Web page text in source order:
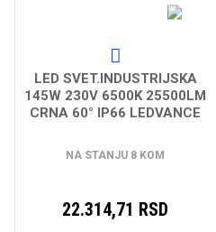
LED SVET.INDUSTRIJSKA
145W 230V 6500K 25500LM
CRNA 60° IP66 LEDVANCE
NA STANJU 8 KOM
22.314,71 RSD